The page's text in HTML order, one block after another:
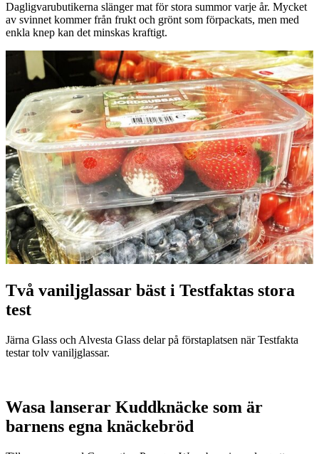
Dagligvarubutikerna slänger mat för stora summor varje år. Mycket
av svinnet kommer från frukt och grönt som förpackats, men med
enkla knep kan det minskas kraftigt.
Två vaniljglassar bäst i Testfaktas stora
test
Järna Glass och Alvesta Glass delar på förstaplatsen när Testfakta
testar tolv vaniljglassar.
Wasa lanserar Kuddknäcke som är
barnens egna knäckebröd